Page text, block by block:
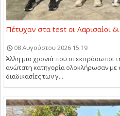
Πέτυχαν στα test οι Λαρισαίοι
08 Αυγούστου 2026 15:19
Άλλη μια χρονιά που οι εκπρόσωποι
ανώτατη κατηγορία ολοκλήρωσαν με
διαδικασίες των γ...